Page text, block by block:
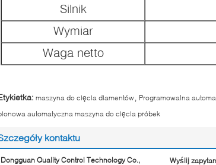
Silnik
Wymiar
Waga netto
maszyna do cięcia diamentów Programowalna
automatyczna maszyna do cięcia próbek
kontaktu
Dongguan Quality Control Technology Co., Wyślij